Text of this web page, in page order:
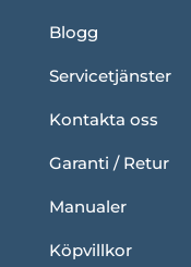
Blogg
Servicetjänster
Kontakta oss
Garanti / Retur
Manualer
Köpvillkor